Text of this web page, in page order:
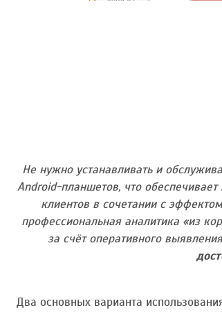
Не нужно устанавливать и
Android-планшетов, что обеспечивает
клиентов в сочетании с
профессиональная аналитика «из
за счёт оперативного
Два основных варианта